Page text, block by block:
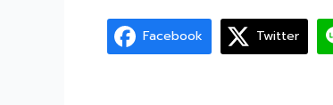
Facebook Twitter